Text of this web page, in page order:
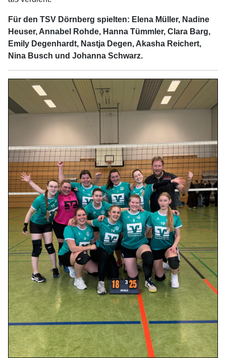
Für den TSV Dörnberg spielten: Elena Müller, Nadine
Heuser, Annabel Rohde, Hanna Tümmler, Clara Barg,
Emily Degenhardt, Nastja Degen, Akasha Reichert,
Nina Busch und Johanna Schwarz.